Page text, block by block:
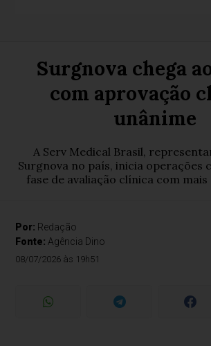
Surgnova chega
com aprovação
unânime
A Serv Medical Brasil,
Surgnova no país, inicia operações
fase de avaliação clínica com mais
Por: Redação
Fonte: Agência Dino
08/07/2026 às 19h51